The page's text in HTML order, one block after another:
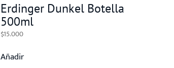
Erdinger Dunkel Botella
500ml
$15.000
Añadir